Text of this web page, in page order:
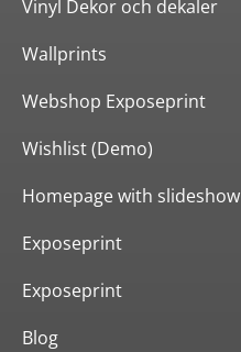
Vinyl Dekor och dekaler
Wallprints
Webshop Exposeprint
Wishlist (Demo)
Homepage with slideshow
Exposeprint
Exposeprint
Blog